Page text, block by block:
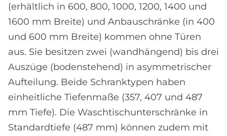
(erhältlich in 600, 800, 1000, 1200, 1400 und
1600 mm Breite) und Anbauschränke (in 400
und 600 mm Breite) kommen ohne Türen
aus. Sie besitzen zwei (wandhängend) bis drei
Auszüge (bodenstehend) in asymmetrischer
Aufteilung. Beide Schranktypen haben
einheitliche Tiefenmaße (357, 407 und 487
mm Tiefe). Die Waschtischunterschränke in
Standardtiefe (487 mm) können zudem mit